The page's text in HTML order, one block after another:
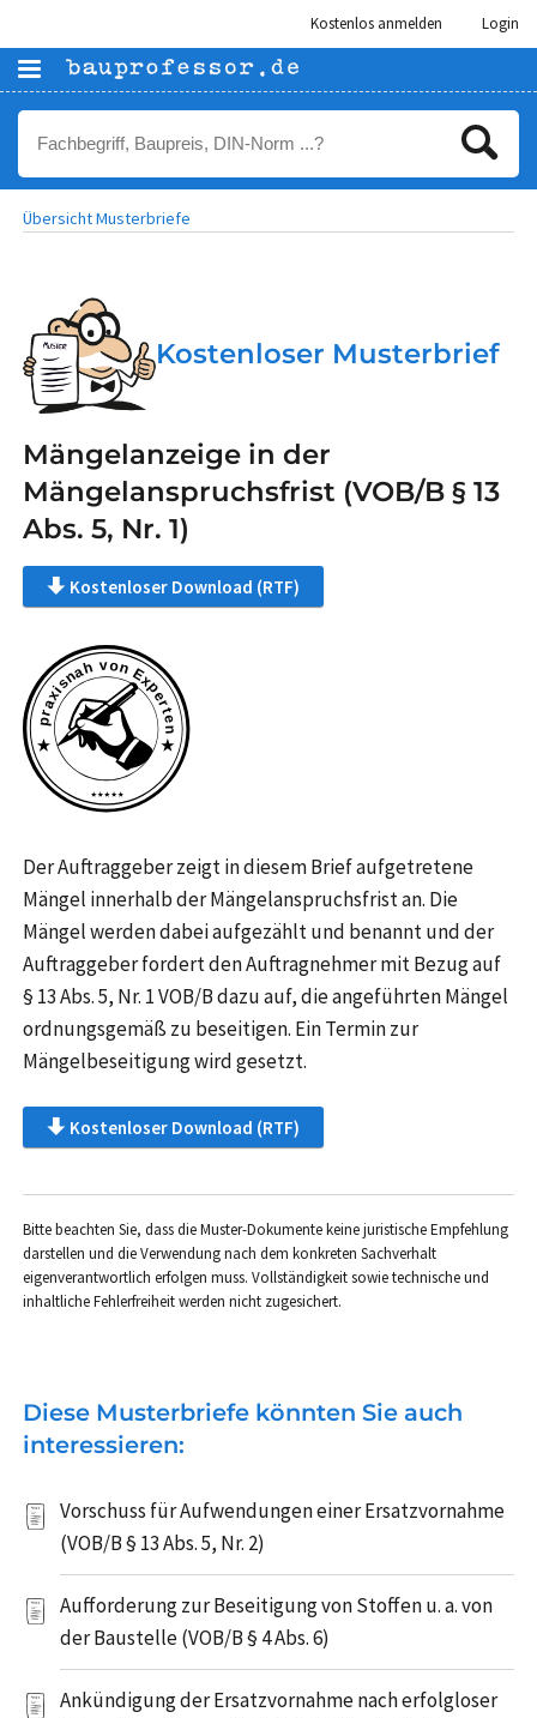
Kostenlos anmelden Login
Übersicht Musterbriefe
Kostenloser Musterbrief
Mängelanzeige in der
Mängelanspruchsfrist (VOB/B § 13
Abs. 5, Nr. 1)
Kostenloser Download (RTF)
Der Auftraggeber zeigt in diesem Brief aufgetretene
Mängel innerhalb der Mängelanspruchsfrist an. Die
Mängel werden dabei aufgezählt und benannt und der
Auftraggeber fordert den Auftragnehmer mit Bezug auf
§ 13 Abs. 5, Nr. 1 VOB/B dazu auf, die angeführten Mängel
ordnungsgemäß zu beseitigen. Ein Termin zur
Mängelbeseitigung wird gesetzt.
Kostenloser Download (RTF)
Bitte beachten Sie, dass die Muster-Dokumente keine juristische Empfehlung
darstellen und die Verwendung nach dem konkreten Sachverhalt
eigenverantwortlich erfolgen muss. Vollständigkeit sowie technische und
inhaltliche Fehlerfreiheit werden nicht zugesichert.
Diese Musterbriefe könnten Sie auch
interessieren:
Vorschuss für Aufwendungen einer Ersatzvornahme
(VOB/B § 13 Abs. 5, Nr. 2)
Aufforderung zur Beseitigung von Stoffen u. a. von
der Baustelle (VOB/B § 4 Abs. 6)
Ankündigung der Ersatzvornahme nach erfolgloser